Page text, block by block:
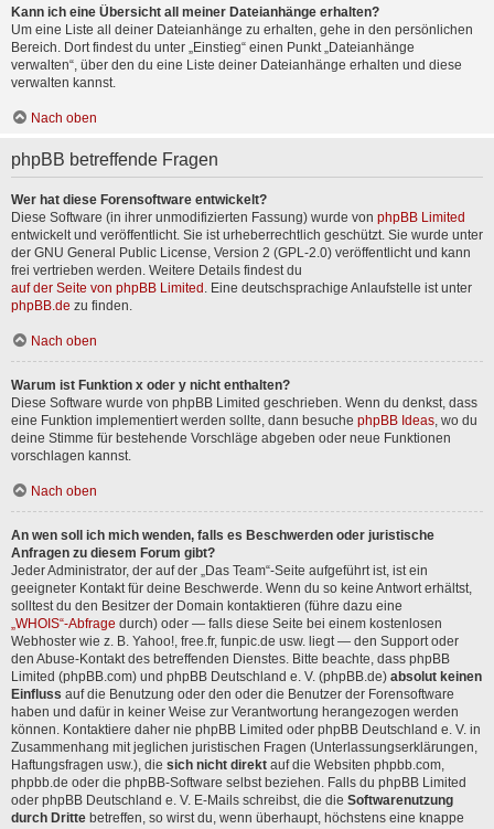
Kann ich eine Übersicht all meiner Dateianhänge erhalten?
Um eine Liste all deiner Dateianhänge zu erhalten, gehe in den persönlichen
Bereich. Dort findest du unter „Einstieg“ einen Punkt „Dateianhänge
verwalten“, über den du eine Liste deiner Dateianhänge erhalten und diese
verwalten kannst.
Nach oben
phpBB betreffende Fragen
Wer hat diese Forensoftware entwickelt?
Diese Software (in ihrer unmodifizierten Fassung) wurde von phpBB Limited
entwickelt und veröffentlicht. Sie ist urheberrechtlich geschützt. Sie wurde unter
der GNU General Public License, Version 2 (GPL-2.0) veröffentlicht und kann
frei vertrieben werden. Weitere Details findest du
auf der Seite von phpBB Limited . Eine deutschsprachige Anlaufstelle ist unter
phpBB.de zu finden.
Nach oben
Warum ist Funktion x oder y nicht enthalten?
Diese Software wurde von phpBB Limited geschrieben. Wenn du denkst, dass
eine Funktion implementiert werden sollte, dann besuche phpBB Ideas, wo du
deine Stimme für bestehende Vorschläge abgeben oder neue Funktionen
vorschlagen kannst.
Nach oben
An wen soll ich mich wenden, falls es Beschwerden oder juristische
Anfragen zu diesem Forum gibt?
Jeder Administrator, der auf der „Das Team“-Seite aufgeführt ist, ist ein
geeigneter Kontakt für deine Beschwerde. Wenn du so keine Antwort erhältst,
solltest du den Besitzer der Domain kontaktieren (führe dazu eine
„WHOIS“-Abfrage durch) oder — falls diese Seite bei einem kostenlosen
Webhoster wie z. B. Yahoo!, free.fr, funpic.de usw. liegt — den Support oder
den Abuse-Kontakt des betreffenden Dienstes. Bitte beachte, dass phpBB
Limited (phpBB.com) und phpBB Deutschland e. V. (phpBB.de) absolut keinen
Einfluss auf die Benutzung oder den oder die Benutzer der Forensoftware
haben und dafür in keiner Weise zur Verantwortung herangezogen werden
können. Kontaktiere daher nie phpBB Limited oder phpBB Deutschland e. V. in
Zusammenhang mit jeglichen juristischen Fragen (Unterlassungserklärungen,
Haftungsfragen usw.), die sich nicht direkt auf die Websiten phpbb.com,
phpbb.de oder die phpBB-Software selbst beziehen. Falls du phpBB Limited
oder phpBB Deutschland e. V. E-Mails schreibst, die die Softwarenutzung
durch Dritte betreffen, so wirst du, wenn überhaupt, höchstens eine knappe